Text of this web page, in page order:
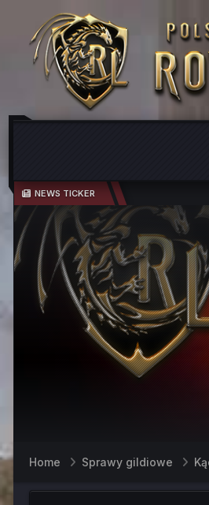
NEWS TICKER
Home Sprawy gildiowe